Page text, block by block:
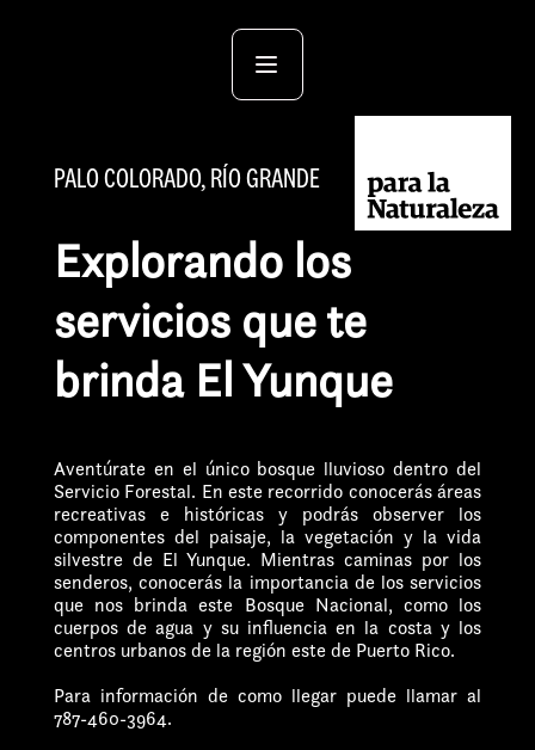
PALO COLORADO, RÍO GRANDE
Explorando los
servicios que te
brinda El Yunque
Aventúrate en el único bosque lluvioso dentro del
Servicio Forestal. En este recorrido conocerás áreas
recreativas e históricas y podrás observer los
componentes del paisaje, la vegetación y la vida
silvestre de El Yunque. Mientras caminas por los
senderos, conocerás la importancia de los servicios
que nos brinda este Bosque Nacional, como los
cuerpos de agua y su influencia en la costa y los
centros urbanos de la región este de Puerto Rico.
Para información de como llegar puede llamar al
787-460-3964.